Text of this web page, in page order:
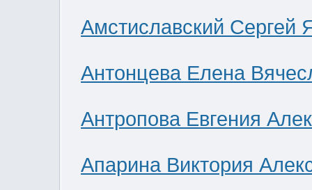
Амстиславский Сергей
Антонцева Елена
Антропова Евгения
Апарина Виктория